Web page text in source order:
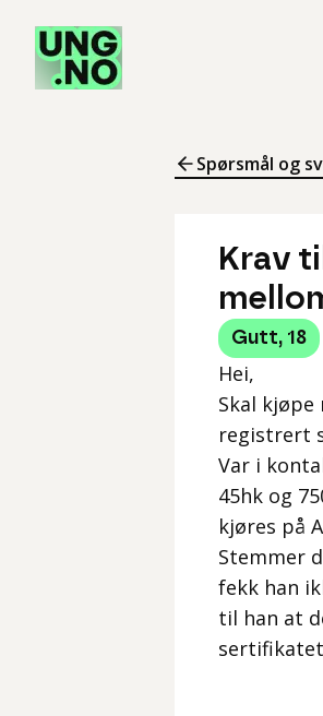
Spørsmål og
Krav
Gutt, 18
Hei,
Skal
registrert
Var i
45hk og
kjøres på
Stemmer
fekk han
til han at